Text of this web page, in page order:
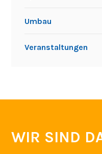
Umbau
Veranstaltungen
WIR SIND